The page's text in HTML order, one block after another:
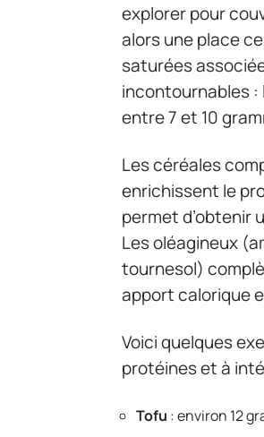
explorer pour
alors une place
saturées
incontournables
entre 7 et 10
Les céréales
enrichissent le
permet d’obtenir
Les oléagineux
tournesol)
apport calorique
Voici quelques
protéines et à
Tofu : environ 12